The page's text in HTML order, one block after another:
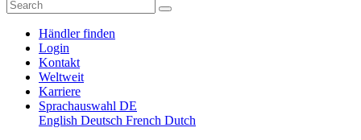
Händler finden
Login
Kontakt
Weltweit
Karriere
Sprachauswahl DE
English Deutsch French Dutch